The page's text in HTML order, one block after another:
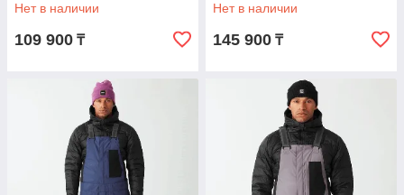
Нет в наличии
109 900 ₸
Нет в наличии
145 900 ₸